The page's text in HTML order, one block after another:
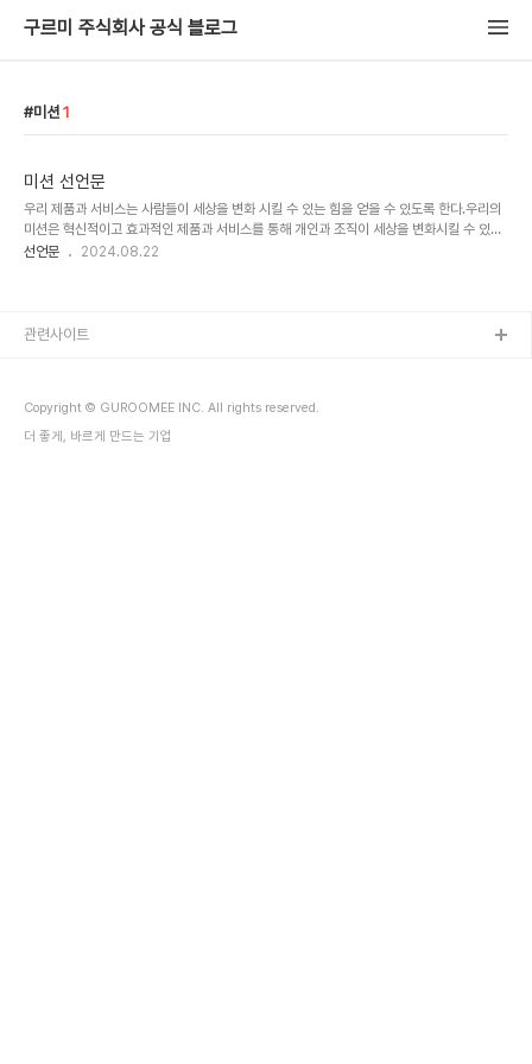
구르미 주식회사 공식 블로그
미션 1
미션 선언문
우리 제품과 서비스는 사람들이 세상을 변화 시킬 수 있는 힘을 얻을 수 있도록 한다.우리의
미션은 혁신적이고 효과적인 제품과 서비스를 통해 개인과 조직이 세상을 변화시킬 수 있는
역량을 갖추도록 돕는 것입니다.우리는 고객에게 실질적인 가치를 제공함으로써, 그들이 더
선언문 2024.08.22
Copyright © GUROOMEE INC. All rights reserved.
더 좋게, 바르게 만드는 기업
관련사이트